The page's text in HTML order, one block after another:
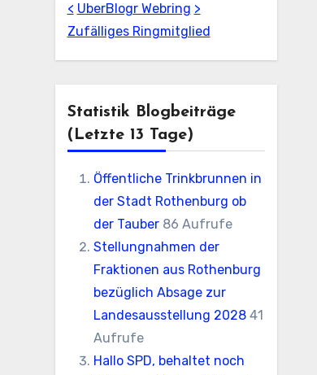
< UberBlogr Webring >
Zufälliges Ringmitglied
Statistik Blogbeiträge
(letzte 13 Tage)
Öffentliche Trinkbrunnen in
der Stadt Rothenburg ob
der Tauber 86 Aufrufe
Stellungnahmen der
Fraktionen aus Rothenburg
bezüglich Absage zur
Landesausstellung 2028 41
Aufrufe
Hallo SPD, behaltet noch